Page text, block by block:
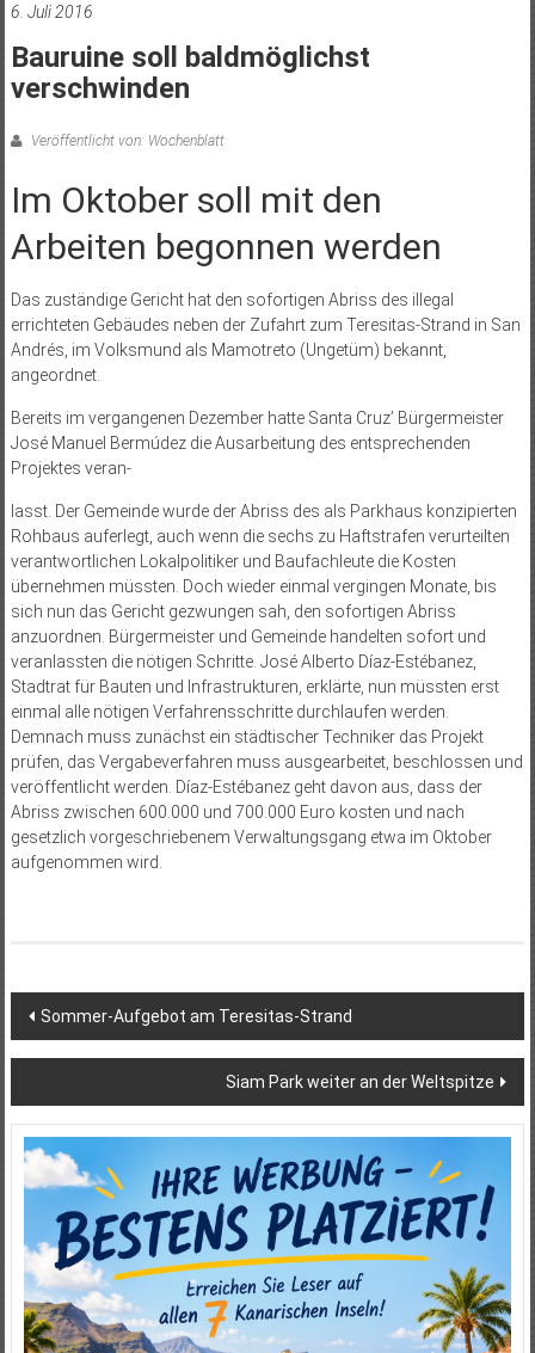
6. Juli 2016
Bauruine soll baldmöglichst
verschwinden
Veröffentlicht von: Wochenblatt
Im Oktober soll mit den
Arbeiten begonnen werden
Das zuständige Gericht hat den sofortigen Abriss des illegal
errichteten Gebäudes neben der Zufahrt zum Teresitas-Strand in San
Andrés, im Volksmund als Mamotreto (Ungetüm) bekannt,
angeordnet.
Bereits im vergangenen Dezember hatte Santa Cruz’ Bürgermeister
José Manuel Bermúdez die Ausarbeitung des entsprechenden
Projektes veran-
lasst. Der Gemeinde wurde der Abriss des als Parkhaus konzipierten
Rohbaus auferlegt, auch wenn die sechs zu Haftstrafen verurteilten
verantwortlichen Lokalpolitiker und Baufachleute die Kosten
übernehmen müssten. Doch wieder einmal vergingen Monate, bis
sich nun das Gericht gezwungen sah, den sofortigen Abriss
anzuordnen. Bürgermeister und Gemeinde handelten sofort und
veranlassten die nötigen Schritte. José Alberto Díaz-Estébanez,
Stadtrat für Bauten und Infrastrukturen, erklärte, nun müssten erst
einmal alle nötigen Verfahrensschritte durchlaufen werden.
Demnach muss zunächst ein städtischer Techniker das Projekt
prüfen, das Vergabeverfahren muss ausgearbeitet, beschlossen und
veröffentlicht werden. Díaz-Estébanez geht davon aus, dass der
Abriss zwischen 600.000 und 700.000 Euro kosten und nach
gesetzlich vorgeschriebenem Verwaltungsgang etwa im Oktober
aufgenommen wird.
Beitragsnavigation
Sommer-Aufgebot am Teresitas-Strand
Siam Park weiter an der Weltspitze